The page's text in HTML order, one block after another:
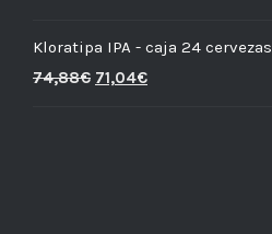
Kloratipa IPA - caja 24 cervezas
74,88€ 71,04€